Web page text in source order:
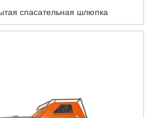
спасательная шлюпка